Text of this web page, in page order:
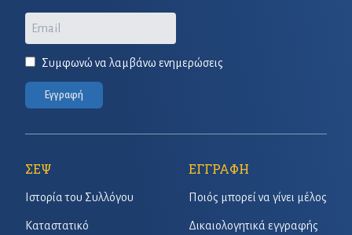
Email
Συμφωνώ να λαμβάνω ενημερώσεις
Εγγραφή
ΣΕΨ
Ιστορία του Συλλόγου
Καταστατικό
ΕΓΓΡΑΦΗ
Ποιός μπορεί να γίνει μέλος
Δικαιολογητικά εγγραφής